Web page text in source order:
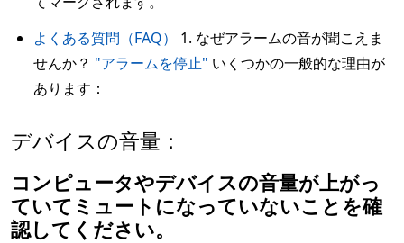
よくある質問（FAQ）
1. なぜアラームの音が聞こえま
せんか？ "アラームを停止" いくつかの一般的な理由が
あります：
デバイスの音量：
コンピュータやデバイスの音量が上がっ
ていてミュートになっていないことを確
認してください。